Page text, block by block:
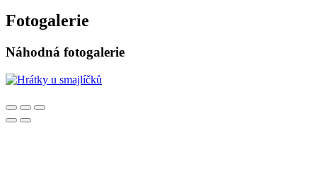
Fotogalerie
Náhodná fotogalerie